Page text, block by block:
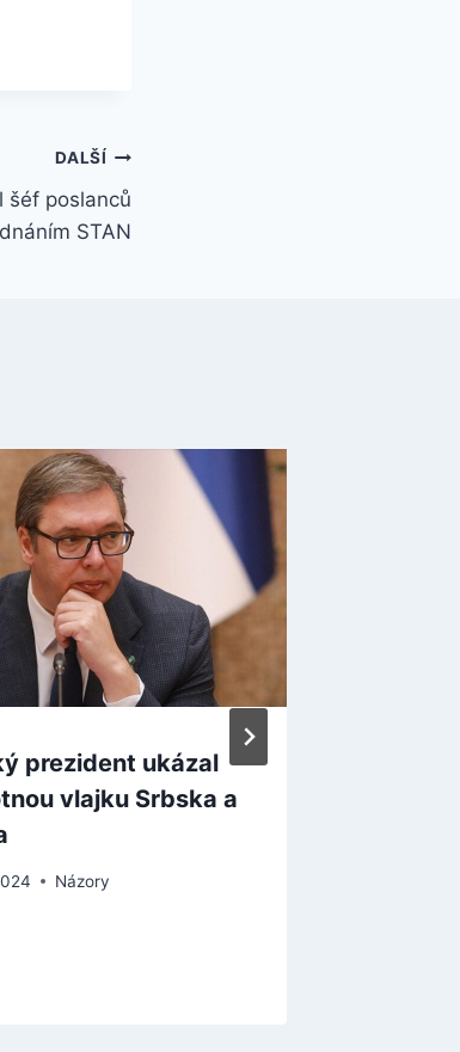
DALŠÍ
šéf poslanců
STAN
prezident ukázal
vlajku Srbska a
Názory